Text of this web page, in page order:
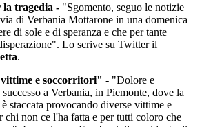
tragedia - "Sgomento, seguo le notizie
di Verbania Mottarone in una domenica
di sole e di speranza e che per tante
Lo scrive su Twitter il
.
e soccorritori" - "Dolore e
a Verbania, in Piemonte, dove la
staccata provocando diverse vittime e
chi non ce l'ha fatta e per tutti coloro che